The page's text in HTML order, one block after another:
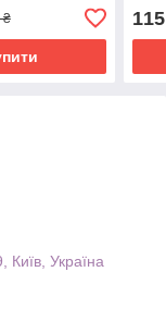
₴ 115
Київ, Україна